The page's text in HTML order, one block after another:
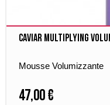
Caviar Multiplying
Mousse Volumizzante
47,00 €